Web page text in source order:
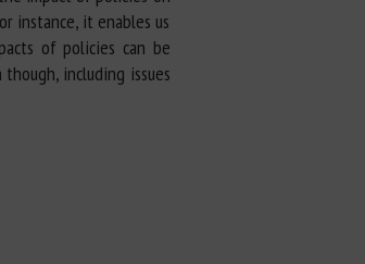
instance, it enables us
of policies can be
including issues